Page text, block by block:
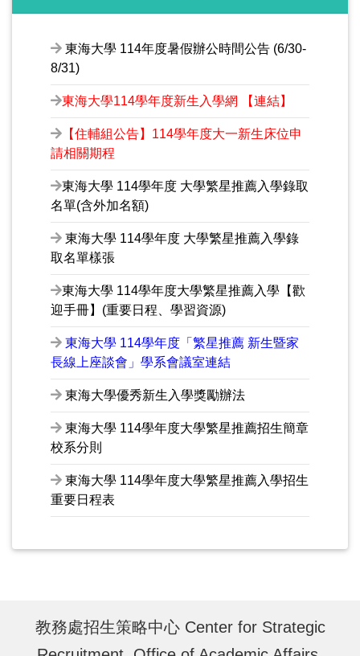
東海大學 114年度暑假辦公時間公告 (6/30-
8/31)
東海大學114學年度新生入學網 【連結】
【住輔組公告】114學年度大一新生床位申
請相關期程
東海大學 114學年度 大學繁星推薦入學錄取
名單(含外加名額)
東海大學 114學年度 大學繁星推薦入學錄
取名單樣張
東海大學 114學年度大學繁星推薦入學【歡
迎手冊】(重要日程、學習資源)
東海大學 114學年度「繁星推薦 新生暨家
長線上座談會」學系會議室連結
東海大學優秀新生入學獎勵辦法
東海大學 114學年度大學繁星推薦招生簡章
校系分則
東海大學 114學年度大學繁星推薦入學招生
重要日程表
教務處招生策略中心 Center for Strategic